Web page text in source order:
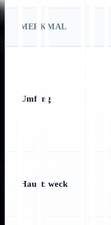
MERKMAL
Umfang
Hauptzweck